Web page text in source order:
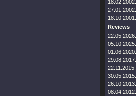
18.02.2002:
27.01.2002:
18.10.2001:
Reviews
22.05.2026:
05.10.2025:
01.06.2020:
29.08.2017:
22.11.2015:
30.05.2015:
26.10.2013:
08.04.2012: